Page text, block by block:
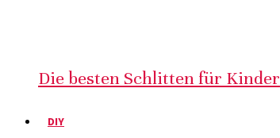
Die besten Schlitten für Kinder
DIY